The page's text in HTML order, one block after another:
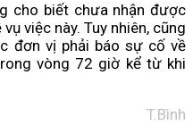
cho biết chưa nhận được
việc này. Tuy nhiên, cũng
đơn vị phải báo sự cố về
vòng 72 giờ kể từ khi
T.Bình